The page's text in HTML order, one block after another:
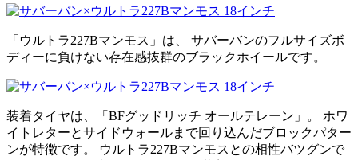
「ウルトラ227Bマンモス」は、 サバーバンのフルサイズボ
ディーに負けない存在感抜群のブラックホイールです。
装着タイヤは、「BFグッドリッチ オールテレーン」。 ホワ
イトレターとサイドウォールまで回り込んだブロックパター
ンが特徴です。 ウルトラ227Bマンモスとの相性バツグンで